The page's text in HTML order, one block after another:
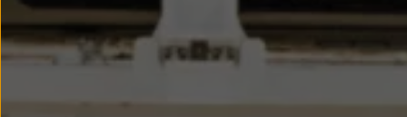
Polo
Passat
Tiguan
Touareg